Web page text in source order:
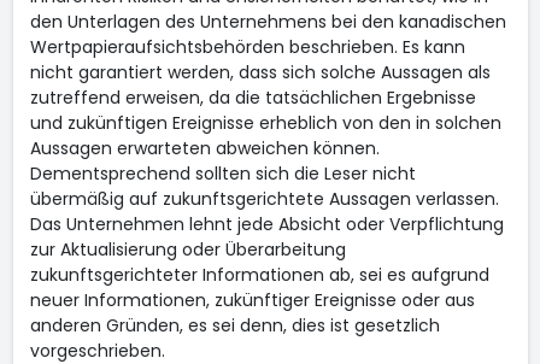
den Unterlagen des Unternehmens bei den kanadischen
Wertpapieraufsichtsbehörden beschrieben. Es kann
nicht garantiert werden, dass sich solche Aussagen als
zutreffend erweisen, da die tatsächlichen Ergebnisse
und zukünftigen Ereignisse erheblich von den in solchen
Aussagen erwarteten abweichen können.
Dementsprechend sollten sich die Leser nicht
übermäßig auf zukunftsgerichtete Aussagen verlassen.
Das Unternehmen lehnt jede Absicht oder Verpflichtung
zur Aktualisierung oder Überarbeitung
zukunftsgerichteter Informationen ab, sei es aufgrund
neuer Informationen, zukünftiger Ereignisse oder aus
anderen Gründen, es sei denn, dies ist gesetzlich
vorgeschrieben.